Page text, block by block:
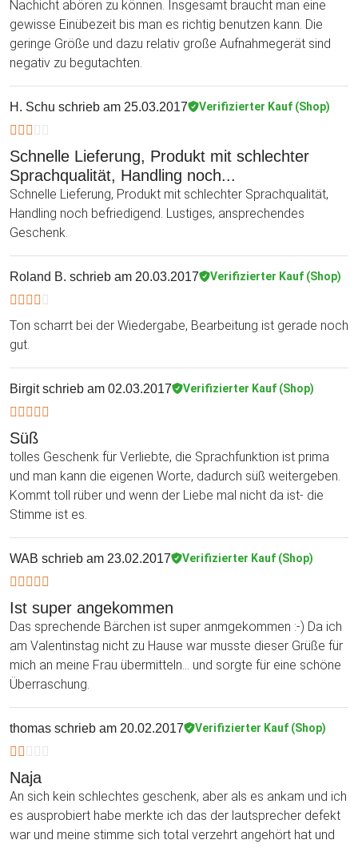
Nachicht abören zu können. Insgesamt braucht man eine
gewisse Einübezeit bis man es richtig benutzen kann. Die
geringe Größe und dazu relativ große Aufnahmegerät sind
negativ zu begutachten.
H. Schu schrieb am 25.03.2017 Verifizierter Kauf (Shop)
Schnelle Lieferung, Produkt mit schlechter
Sprachqualität, Handling noch...
Schnelle Lieferung, Produkt mit schlechter Sprachqualität,
Handling noch befriedigend. Lustiges, ansprechendes
Geschenk.
Roland B. schrieb am 20.03.2017 Verifizierter Kauf (Shop)
Ton scharrt bei der Wiedergabe, Bearbeitung ist gerade noch
gut.
Birgitschrieb am 02.03.2017 Verifizierter Kauf (Shop)
Süß
tolles Geschenk für Verliebte, die Sprachfunktion ist prima
und man kann die eigenen Worte, dadurch süß weitergeben.
Kommt toll rüber und wenn der Liebe mal nicht da ist- die
Stimme ist es.
WAB schrieb am 23.02.2017 Verifizierter Kauf (Shop)
Ist super angekommen
Das sprechende Bärchen ist super anmgekommen :-) Da ich
am Valentinstag nicht zu Hause war musste dieser Grüße für
mich an meine Frau übermitteln... und sorgte für eine schöne
Überraschung.
thomas schrieb am 20.02.2017 Verifizierter Kauf (Shop)
Naja
An sich kein schlechtes geschenk, aber als es ankam und ich
es ausprobiert habe merkte ich das der lautsprecher defekt
war und meine stimme sich total verzehrt angehört hat und